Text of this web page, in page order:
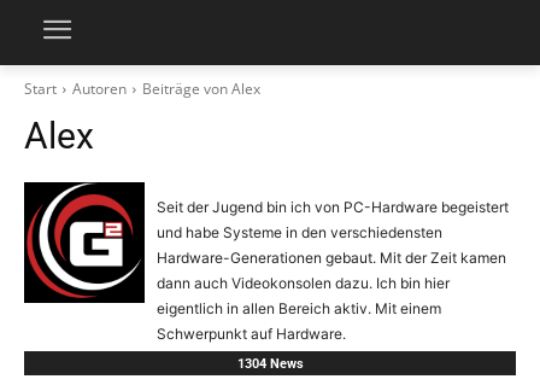
Start Autoren Beiträge von Alex
Alex
Seit der Jugend bin ich von PC-Hardware begeistert
und habe Systeme in den verschiedensten
Hardware-Generationen gebaut. Mit der Zeit kamen
dann auch Videokonsolen dazu. Ich bin hier
eigentlich in allen Bereich aktiv. Mit einem
Schwerpunkt auf Hardware.
1304 News